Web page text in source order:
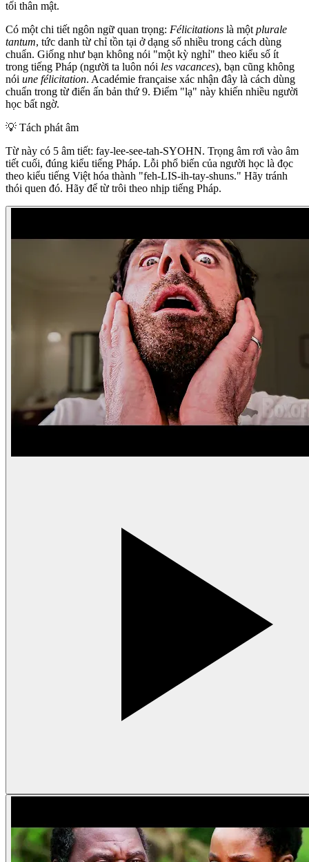
tối thân mật.
Có một chi tiết ngôn ngữ quan trọng: Félicitations là một plurale
tantum, tức danh từ chỉ tồn tại ở dạng số nhiều trong cách dùng
chuẩn. Giống như bạn không nói "một kỳ nghỉ" theo kiểu số ít
trong tiếng Pháp (người ta luôn nói les vacances), bạn cũng không
nói une félicitation. Académie française xác nhận đây là cách dùng
chuẩn trong từ điển ấn bản thứ 9. Điểm "lạ" này khiến nhiều người
học bất ngờ.
💡 Tách phát âm
Từ này có 5 âm tiết: fay-lee-see-tah-SYOHN. Trọng âm rơi vào âm
tiết cuối, đúng kiểu tiếng Pháp. Lỗi phổ biến của người học là đọc
theo kiểu tiếng Việt hóa thành "feh-LIS-ih-tay-shuns." Hãy tránh
thói quen đó. Hãy để từ trôi theo nhịp tiếng Pháp.